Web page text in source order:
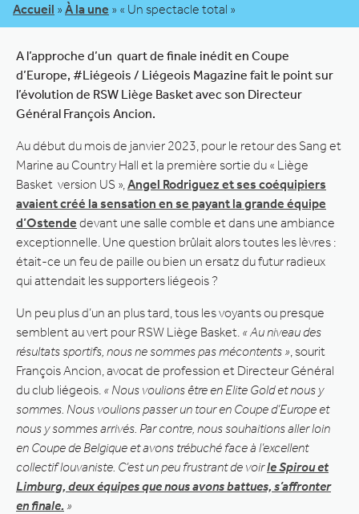
Accueil » À la une » « Un spectacle total »
A l’approche d’un quart de finale inédit en Coupe
d’Europe, #Liégeois / Liégeois Magazine fait le point sur
l’évolution de RSW Liège Basket avec son Directeur
Général François Ancion.
Au début du mois de janvier 2023, pour le retour des Sang et
Marine au Country Hall et la première sortie du « Liège
Basket version US », Angel Rodriguez et ses coéquipiers
avaient créé la sensation en se payant la grande équipe
d’Ostende devant une salle comble et dans une ambiance
exceptionnelle. Une question brûlait alors toutes les lèvres :
était-ce un feu de paille ou bien un ersatz du futur radieux
qui attendait les supporters liégeois ?
Un peu plus d’un an plus tard, tous les voyants ou presque
semblent au vert pour RSW Liège Basket. « Au niveau des
résultats sportifs, nous ne sommes pas mécontents » , sourit
François Ancion, avocat de profession et Directeur Général
du club liégeois. « Nous voulions être en Elite Gold et nous y
sommes. Nous voulions passer un tour en Coupe d’Europe et
nous y sommes arrivés. Par contre, nous souhaitions aller loin
en Coupe de Belgique et avons trébuché face à l’excellent
collectif louvaniste. C’est un peu frustrant de voirle Spirou et
Limburg, deux équipes que nous avons battues, s’affronter
en finale. »